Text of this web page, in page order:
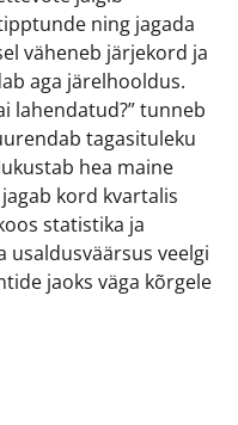
ning jagada
väheneb järjekord ja
aga järelhooldus.
lahendatud?” tunneb
tagasituleku
hea maine
kord kvartalis
statistika ja
veelgi
jaoks väga kõrgele